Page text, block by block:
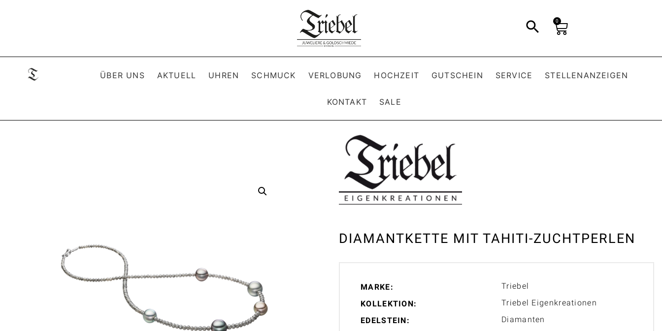
0
ÜBER UNS AKTUELL UHREN SCHMUCK VERLOBUNG HOCHZEIT GUTSCHEIN SERVICE STELLENANZEIGEN
KONTAKT SALE
DIAMANTKETTE MIT TAHITI-ZUCHTPERLEN
MARKE:
Triebel
KOLLEKTION:
Triebel Eigenkreationen
EDELSTEIN:
Diamanten